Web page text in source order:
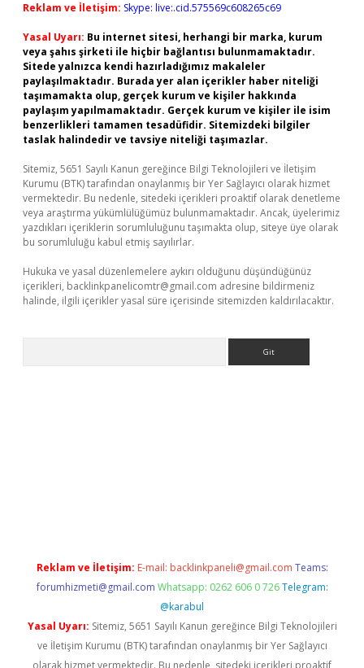
Reklam ve İletişim: Skype: live:.cid.575569c608265c69
Yasal Uyarı: Bu internet sitesi, herhangi bir marka, kurum
veya şahıs şirketi ile hiçbir bağlantısı bulunmamaktadır.
Sitede yalnızca kendi hazırladığımız makaleler
paylaşılmaktadır. Burada yer alan içerikler haber niteliği
taşımamakta olup, gerçek kurum ve kişiler hakkında
paylaşım yapılmamaktadır. Gerçek kurum ve kişiler ile isim
benzerlikleri tamamen tesadüfidir. Sitemizdeki bilgiler
taslak halindedir ve tavsiye niteliği taşımazlar.
Sitemiz, 5651 Sayılı Kanun gereğince Bilgi Teknolojileri ve İletişim
Kurumu (BTK) tarafından onaylanmış bir Yer Sağlayıcı olarak hizmet
vermektedir. Bu nedenle, sitedeki içerikleri proaktif olarak denetleme
veya araştırma yükümlülüğümüz bulunmamaktadır. Ancak, üyelerimiz
yazdıkları içeriklerin sorumluluğunu taşımakta olup, siteye üye olarak
bu sorumluluğu kabul etmiş sayılırlar.
Hukuka ve yasal düzenlemelere aykırı olduğunu düşündüğünüz
içerikleri, backlinkpanelicomtr@gmail.com adresine bildirmeniz
halinde, ilgili içerikler yasal süre içerisinde sitemizden kaldırılacaktır.
Reklam ve İletişim: E-mail: backlinkpaneli@gmail.com Teams:
forumhizmeti@gmail.com Whatsapp: 0262 606 0 726 Telegram:
@karabul
Yasal Uyarı: Sitemiz, 5651 Sayılı Kanun gereğince Bilgi Teknolojileri
ve İletişim Kurumu (BTK) tarafından onaylanmış bir Yer Sağlayıcı
olarak hizmet vermektedir. Bu nedenle, sitedeki içerikleri proaktif